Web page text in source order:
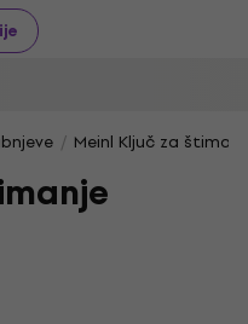
Meinl Ključ za